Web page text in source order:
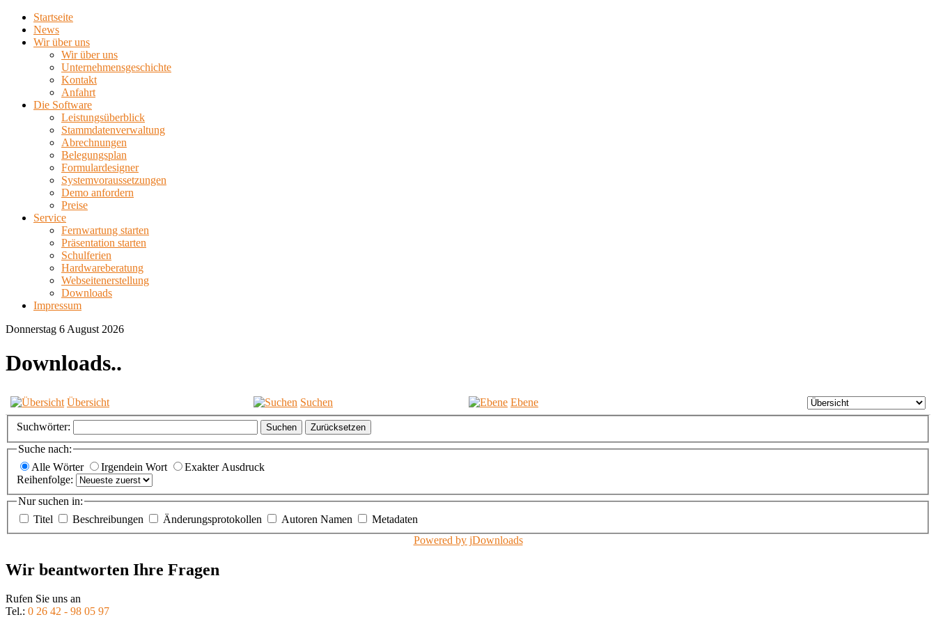
Startseite
News
Wir über uns
Wir über uns
Unternehmensgeschichte
Kontakt
Anfahrt
Die Software
Leistungsüberblick
Stammdatenverwaltung
Abrechnungen
Belegungsplan
Formulardesigner
Systemvoraussetzungen
Demo anfordern
Preise
Service
Fernwartung starten
Präsentation starten
Schulferien
Hardwareberatung
Webseitenerstellung
Downloads
Impressum
Donnerstag 6 August 2026
Downloads..
Übersicht Suchen Ebene
Suchwörter: Suchen Zurücksetzen
Suche nach:
Alle Wörter
Irgendein Wort
Exakter Ausdruck
Reihenfolge:
Nur suchen in:
Titel
Beschreibungen Änderungsprotokollen Autoren Namen
Metadaten
Powered by jDownloads
Wir beantworten Ihre Fragen
Rufen Sie uns an
Tel.: 0 26 42 - 98 05 97